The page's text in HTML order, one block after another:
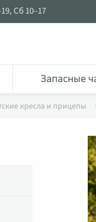
Сб 10–17
Запасные
кресла и прицепы